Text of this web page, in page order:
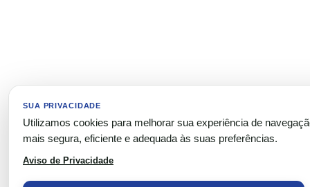
SUA PRIVACIDADE
Utilizamos cookies para melhorar sua experiência de
mais segura, eficiente e adequada às suas preferências.
Aviso de Privacidade